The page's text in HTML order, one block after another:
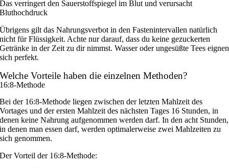
Übrigens gilt das Nahrungsverbot in den Fastenintervallen natürlich
nicht für Flüssigkeit. Achte nur darauf, dass du keine gezuckerten
Getränke in der Zeit zu dir nimmst. Wasser oder ungesüßte Tees eignen
sich perfekt.
Welche Vorteile haben die einzelnen Methoden?
16:8-Methode
Bei der 16:8-Methode liegen zwischen der letzten Mahlzeit des
Vortages und der ersten Mahlzeit des nächsten Tages 16 Stunden, in
denen keine Nahrung aufgenommen werden darf. In den acht Stunden,
in denen man essen darf, werden optimalerweise zwei Mahlzeiten zu
sich genommen.
Der Vorteil der 16:8-Methode: